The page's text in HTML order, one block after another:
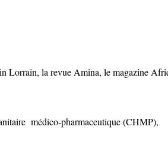
Lorrain, la revue Amina, le magazine
médico-pharmaceutique (CHMP),